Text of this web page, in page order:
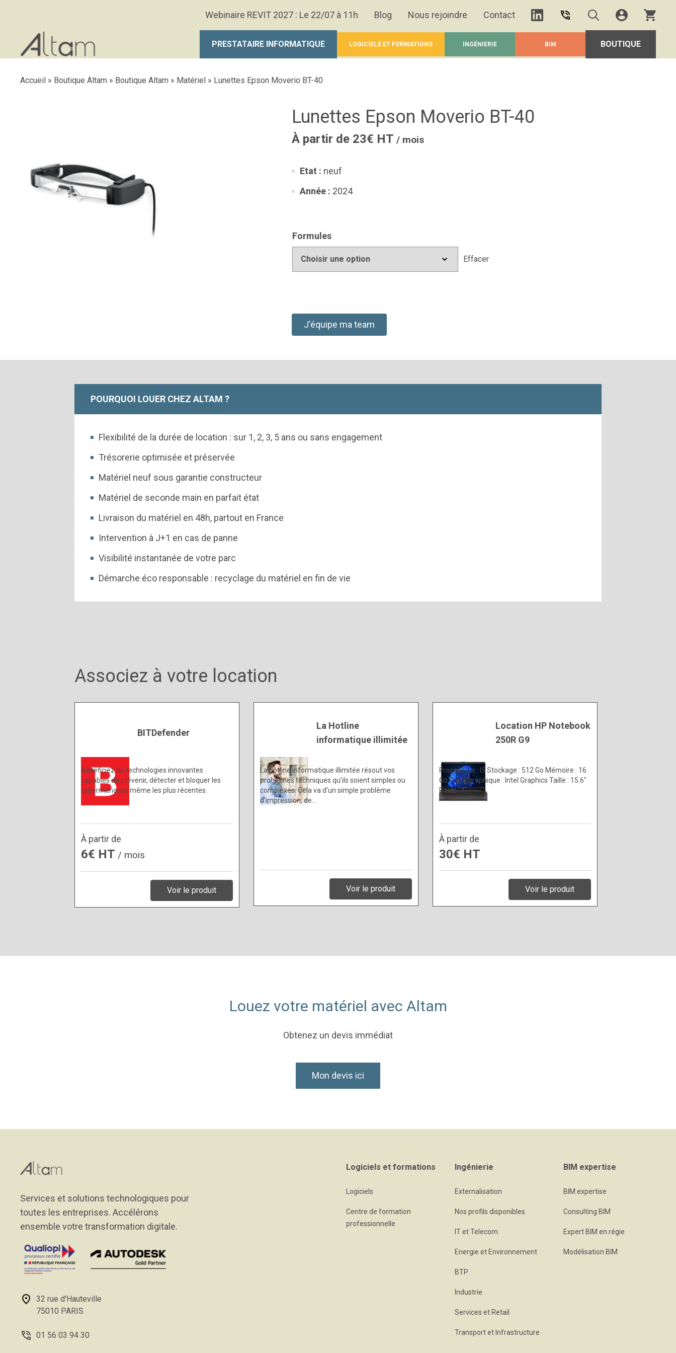
Webinaire REVIT 2027 : Le 22/07 à 11h Blog Nous rejoindre Contact
PRESTATAIRE INFORMATIQUE LOGICIELS ET FORMATIONS INGÉNIERIE BIM BOUTIQUE
Accueil » Boutique Altam » Boutique Altam » Matériel » Lunettes Epson Moverio BT-40
Lunettes Epson Moverio BT-40
À partir de 23€ HT / mois
Etat : neuf
Année : 2024
Formules
Effacer
J'équipe ma team
POURQUOI LOUER CHEZ ALTAM ?
Flexibilité de la durée de location : sur 1, 2, 3, 5 ans ou sans engagement
Trésorerie optimisée et préservée
Matériel neuf sous garantie constructeur
Matériel de seconde main en parfait état
Livraison du matériel en 48h, partout en France
Intervention à J+1 en cas de panne
Visibilité instantanée de votre parc
Démarche éco responsable : recyclage du matériel en fin de vie
Associez à votre location
BITDefender
Bénéficiez de technologies innovantes
capables de prévenir, détecter et bloquer les
cybermenaces même les plus récentes.
À partir de
6€ HT / mois
Voir le produit
La Hotline
informatique illimitée
La hotline informatique illimitée résout vos
problèmes techniques qu’ils soient simples ou
complexes. Cela va d’un simple problème
d’impression, de…
Voir le produit
Location HP Notebook
250R G9
Processeur : I5 Stockage : 512 Go Mémoire : 16
Go Carte graphique : Intel Graphics Taille : 15.6″
Poids…
À partir de
30€ HT
Voir le produit
Louez votre matériel avec Altam
Obtenez un devis immédiat
Mon devis ici
Services et solutions technologiques pour
toutes les entreprises. Accélérons
ensemble votre transformation digitale.
32 rue d'Hauteville
75010 PARIS
01 56 03 94 30
Logiciels et formations
Logiciels
Centre de formation
professionnelle
Ingénierie
Externalisation
Nos profils disponibles
IT et Telecom
Energie et Environnement
BTP
Industrie
Services et Retail
Transport et Infrastructure
BIM expertise
BIM expertise
Consulting BIM
Expert BIM en régie
Modélisation BIM